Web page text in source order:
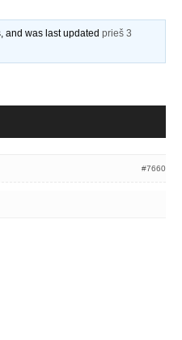
and was last updatedprieš 3
#7660